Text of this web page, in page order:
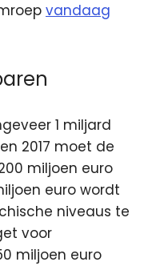
vandaag
1 miljard
2017 moet de
miljoen euro
euro wordt
niveaus te
voor
miljoen euro